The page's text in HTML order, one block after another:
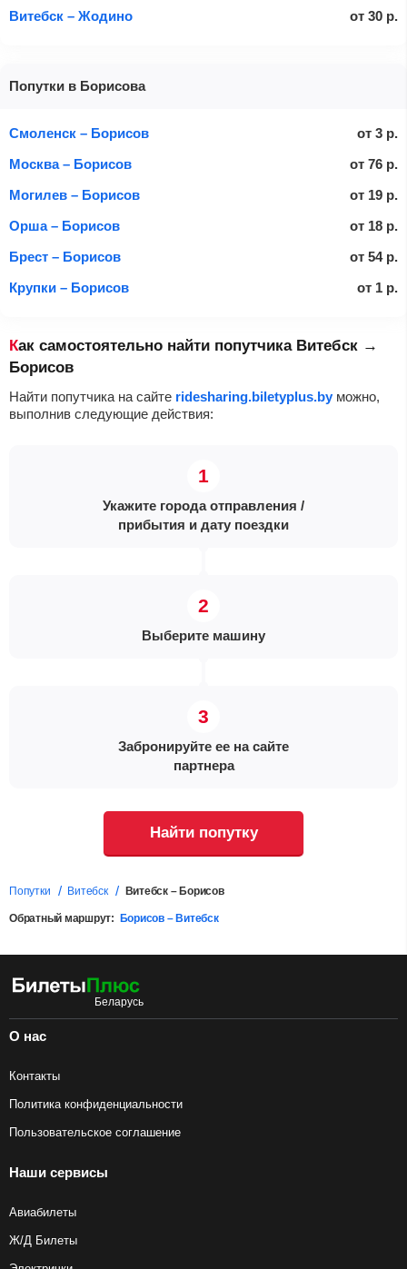
Витебск – Жодино
от 30 р.
Попутки в Борисова
Смоленск – Борисов от 3 р.
Москва – Борисов
от 76 р.
Могилев – Борисов
от 19 р.
Орша – Борисов
от 18 р.
Брест – Борисов
от 54 р.
Крупки – Борисов
от 1 р.
Как самостоятельно найти попутчика Витебск →
Борисов
Найти попутчика на сайте ridesharing.biletyplus.by можно,
выполнив следующие действия:
Укажите города отправления /
прибытия и дату поездки
Выберите машину
Забронируйте ее на сайте
партнера
Найти попутку
Попутки Витебск Витебск – Борисов
Обратный маршрут: Борисов – Витебск
О нас
Контакты
Политика конфиденциальности
Пользовательское соглашение
Наши сервисы
Авиабилеты
Ж/Д Билеты